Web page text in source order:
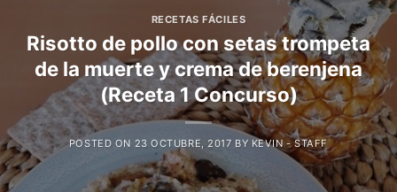
RECETAS FÁCILES
Risotto de pollo con setas trompeta
de la muerte y crema de berenjena
(Receta 1 Concurso)
POSTED ON 23 OCTUBRE, 2017 BY KEVIN - STAFF